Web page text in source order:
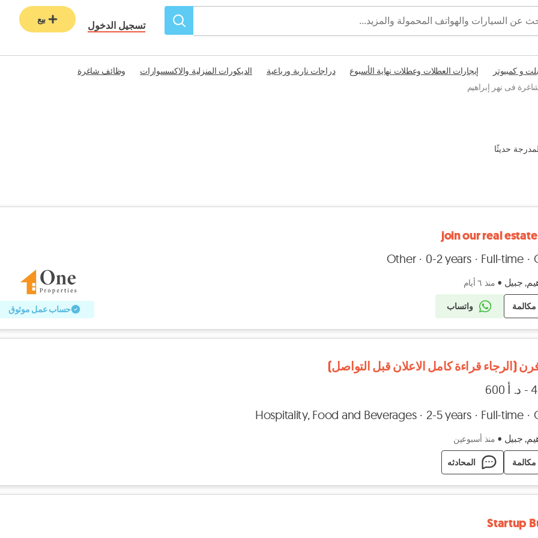
تسجيل الدخول
بيع
و كمبيوتر إيجارات العطلات وعطلات نهاية الأسبوع دراجات نارية ورباعية الديكورات المنزلية والاكسسوارات
وظائف شاغرة
فى نهر إبراهيم
حديثًا
join our real
Other 0-2 years Full-time
جبيل • منذ ٦ أيام
مكالمة واتساب حساب عمل موثوق
(الرجاء قراءة كامل الاعلان قبل التواصل)
Hospitality, Food and Beverages
2-5 years Full-time
جبيل • منذ أسبوعين
مكالمة المحادثه
Startup